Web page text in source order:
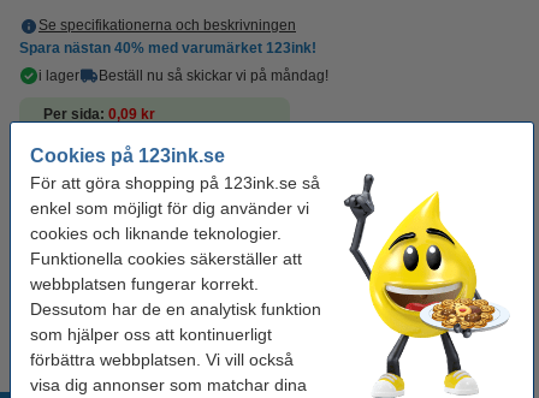
Cookies på 123ink.se
För att göra shopping på 123ink.se så
enkel som möjligt för dig använder vi
cookies och liknande teknologier.
Funktionella cookies säkerställer att
webbplatsen fungerar korrekt.
Dessutom har de en analytisk funktion
som hjälper oss att kontinuerligt
förbättra webbplatsen. Vi vill också
visa dig annonser som matchar dina
Se specifikationerna och beskrivningen
Spara nästan 40% med varumärket 123ink!
i lager
Beställ nu så skickar vi på måndag!
Per sida 0,09 kr
975 kr
Behöver du fler?
Köp 2st för endast
1 900 kr